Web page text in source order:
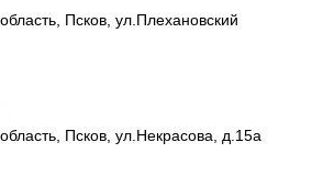
Псков, ул.Плехановский
Псков, ул.Некрасова, д.15а